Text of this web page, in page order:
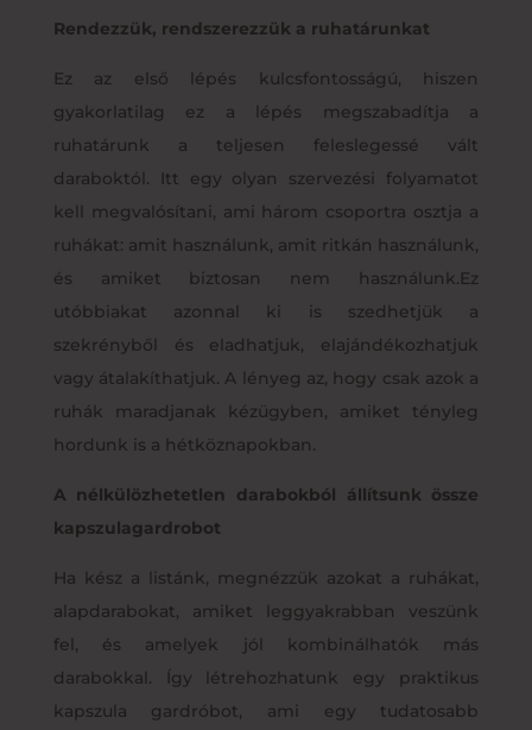
Rendezzük, rendszerezzük a ruhatárunkat
Ez az első lépés kulcsfontosságú, hiszen
gyakorlatilag ez a lépés megszabadítja a
ruhatárunk a teljesen feleslegessé vált
daraboktól. Itt egy olyan szervezési folyamatot
kell megvalósítani, ami három csoportra osztja a
ruhákat: amit használunk, amit ritkán használunk,
és amiket biztosan nem használunk.Ez
utóbbiakat azonnal ki is szedhetjük a
szekrényből és eladhatjuk, elajándékozhatjuk
vagy átalakíthatjuk. A lényeg az, hogy csak azok a
ruhák maradjanak kézügyben, amiket tényleg
hordunk is a hétköznapokban.
A nélkülözhetetlen darabokból állítsunk össze
kapszulagardrobot
Ha kész a listánk, megnézzük azokat a ruhákat,
alapdarabokat, amiket leggyakrabban veszünk
fel, és amelyek jól kombinálhatók más
darabokkal. Így létrehozhatunk egy praktikus
kapszula gardróbot, ami egy tudatosabb